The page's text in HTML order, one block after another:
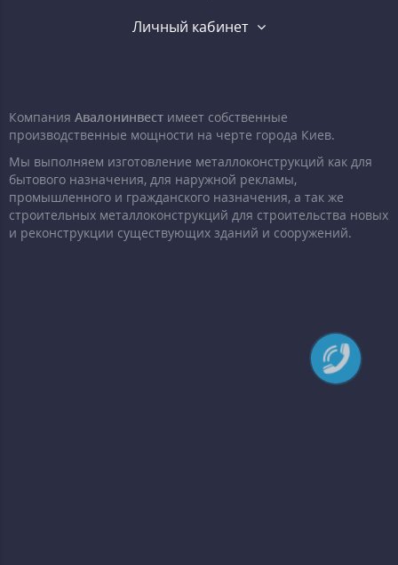
Личный кабинет
Компания Авалонинвест имеет собственные
производственные мощности на черте города Киев.
Мы выполняем изготовление металлоконструкций как для
бытового назначения, для наружной рекламы,
промышленного и гражданского назначения, а так же
строительных металлоконструкций для строительства новых
и реконструкции существующих зданий и сооружений.